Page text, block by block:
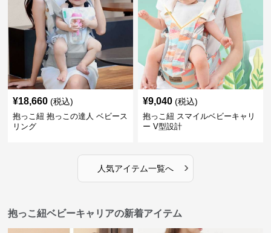
¥18,660 (税込)
抱っこ紐 抱っこの達人 ベビース
リング
¥9,040 (税込)
抱っこ紐 スマイルベビーキャリ
ー V型設計
人気アイテム一覧へ ›
抱っこ紐ベビーキャリアの新着アイテム